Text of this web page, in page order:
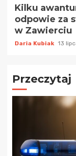
Kilku
odpowie za
w Zawierciu
Daria Kubiak 13
Przeczytaj